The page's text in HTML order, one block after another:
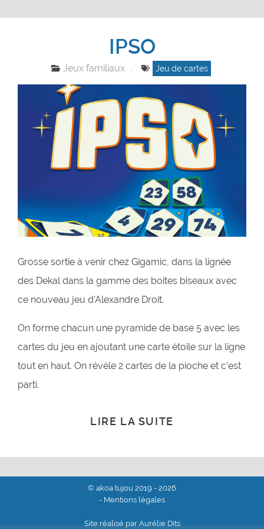
IPSO
Jeux familiaux Jeu de cartes
Grosse sortie à venir chez Gigamic, dans la lignée
des Dekal dans la gamme des boites biseaux avec
ce nouveau jeu d’Alexandre Droit.
On forme chacun une pyramide de base 5 avec les
cartes du jeu en ajoutant une carte étoile sur la ligne
tout en haut. On révèle 2 cartes de la pioche et c’est
parti.
LIRE LA SUITE
© akoa tujou 2019 - 2026
- Mentions légales
Site réalisé par Aurélie Dits